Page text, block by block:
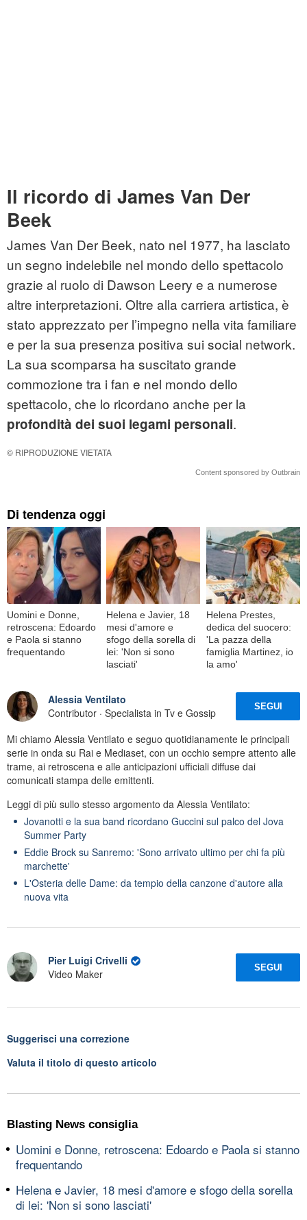
Il ricordo di James Van Der
Beek
James Van Der Beek, nato nel 1977, ha lasciato
un segno indelebile nel mondo dello spettacolo
grazie al ruolo di Dawson Leery e a numerose
altre interpretazioni. Oltre alla carriera artistica, è
stato apprezzato per l’impegno nella vita familiare
e per la sua presenza positiva sui social network.
La sua scomparsa ha suscitato grande
commozione tra i fan e nel mondo dello
spettacolo, che lo ricordano anche per la
profondità dei suoi legami personali.
© RIPRODUZIONE VIETATA
Content sponsored by Outbrain
Di tendenza oggi
Uomini e Donne,
retroscena: Edoardo
e Paola si stanno
frequentando
Helena e Javier, 18
mesi d'amore e
sfogo della sorella di
lei: 'Non si sono
lasciati'
Helena Prestes,
dedica del suocero:
'La pazza della
famiglia Martinez, io
la amo'
Alessia Ventilato
Contributor · Specialista in Tv e Gossip
SEGUI
Mi chiamo Alessia Ventilato e seguo quotidianamente le principali
serie in onda su Rai e Mediaset, con un occhio sempre attento alle
trame, ai retroscena e alle anticipazioni ufficiali diffuse dai
comunicati stampa delle emittenti.
Leggi di più sullo stesso argomento da Alessia Ventilato:
Jovanotti e la sua band ricordano Guccini sul palco del Jova
Summer Party
Eddie Brock su Sanremo: 'Sono arrivato ultimo per chi fa più
marchette'
L'Osteria delle Dame: da tempio della canzone d'autore alla
nuova vita
Pier Luigi Crivelli
Video Maker
SEGUI
Suggerisci una correzione
Valuta il titolo di questo articolo
Blasting News consiglia
Uomini e Donne, retroscena: Edoardo e Paola si stanno
frequentando
Helena e Javier, 18 mesi d'amore e sfogo della sorella
di lei: 'Non si sono lasciati'